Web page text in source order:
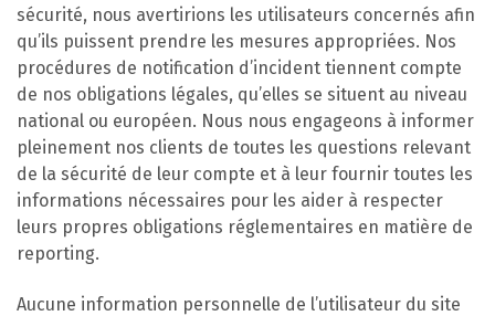
sécurité, nous avertirions les utilisateurs concernés afin
qu’ils puissent prendre les mesures appropriées. Nos
procédures de notification d’incident tiennent compte
de nos obligations légales, qu’elles se situent au niveau
national ou européen. Nous nous engageons à informer
pleinement nos clients de toutes les questions relevant
de la sécurité de leur compte et à leur fournir toutes les
informations nécessaires pour les aider à respecter
leurs propres obligations réglementaires en matière de
reporting.
Aucune information personnelle de l’utilisateur du site